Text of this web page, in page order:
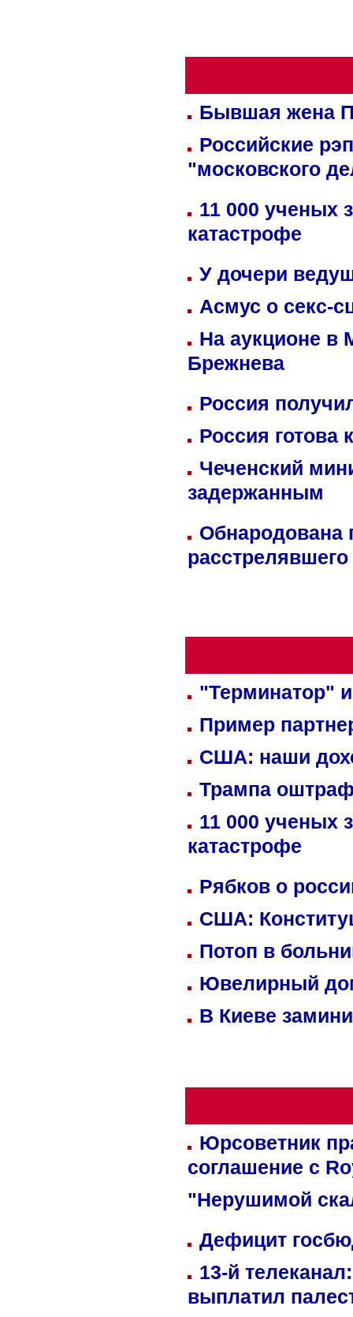
Бывшая жена
Российские
"московского
11 000 ученых
катастрофе
У дочери
Асмус о секс-
На аукционе в
Брежнева
Россия
Россия готова
Чеченский
задержанным
Обнародована
"Терминатор"
Пример
США: наши
Трампа
11 000 ученых
катастрофе
Рябков о
США:
Потоп в
Ювелирный
В Киеве
Юрсоветник
соглашение с
"Нерушимой
Дефицит
13-й
выплатил